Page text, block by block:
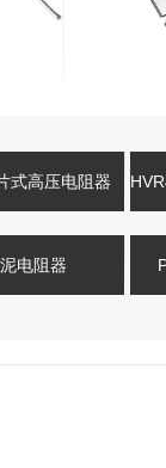
式高压电阻器
电阻器